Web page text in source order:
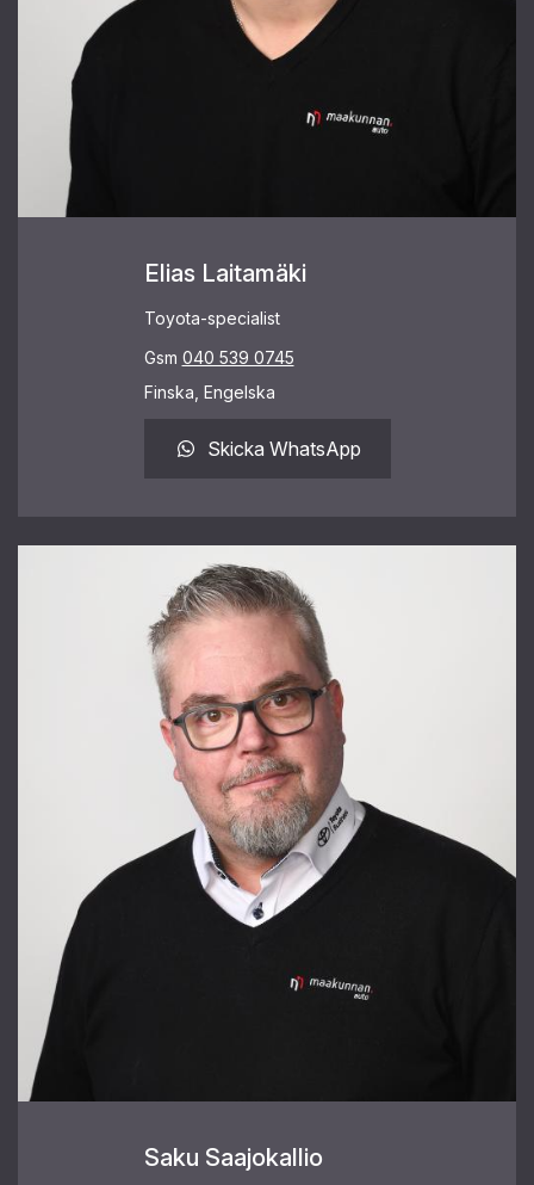
Elias Laitamäki
Toyota-specialist
Gsm 040 539 0745
Finska, Engelska
Skicka WhatsApp
Saku Saajokallio